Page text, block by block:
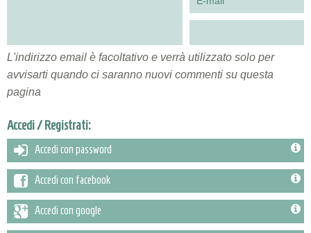
L'indirizzo email è facoltativo e verrà utilizzato solo per
avvisarti quando ci saranno nuovi commenti su questa
pagina
Accedi / Registrati:
Accedi con password
Accedi con facebook
Accedi con google